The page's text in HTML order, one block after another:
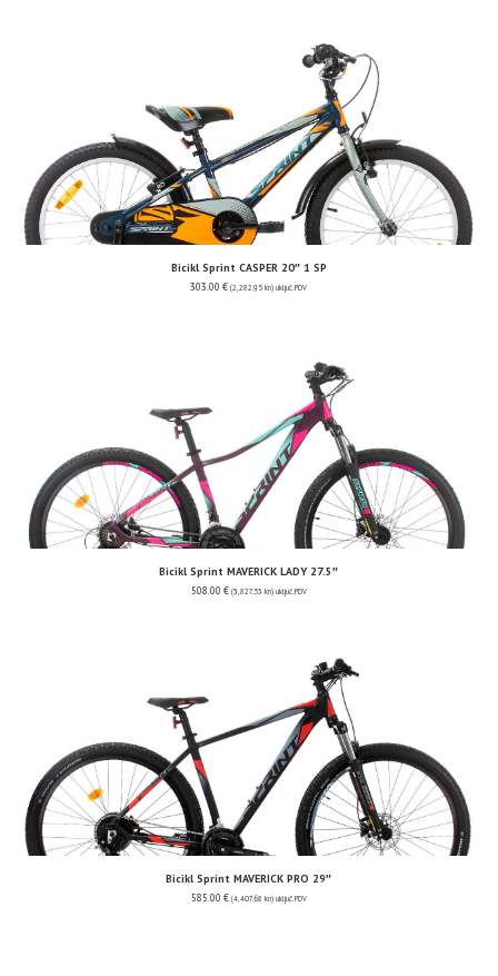
Bicikl Sprint CASPER 20″ 1 SP
303.00 € (2,282.95 kn) uključ. PDV
Bicikl Sprint MAVERICK LADY 27.5″
508.00 € (3,827.53 kn) uključ. PDV
Bicikl Sprint MAVERICK PRO 29″
585.00 € (4,407.68 kn) uključ. PDV